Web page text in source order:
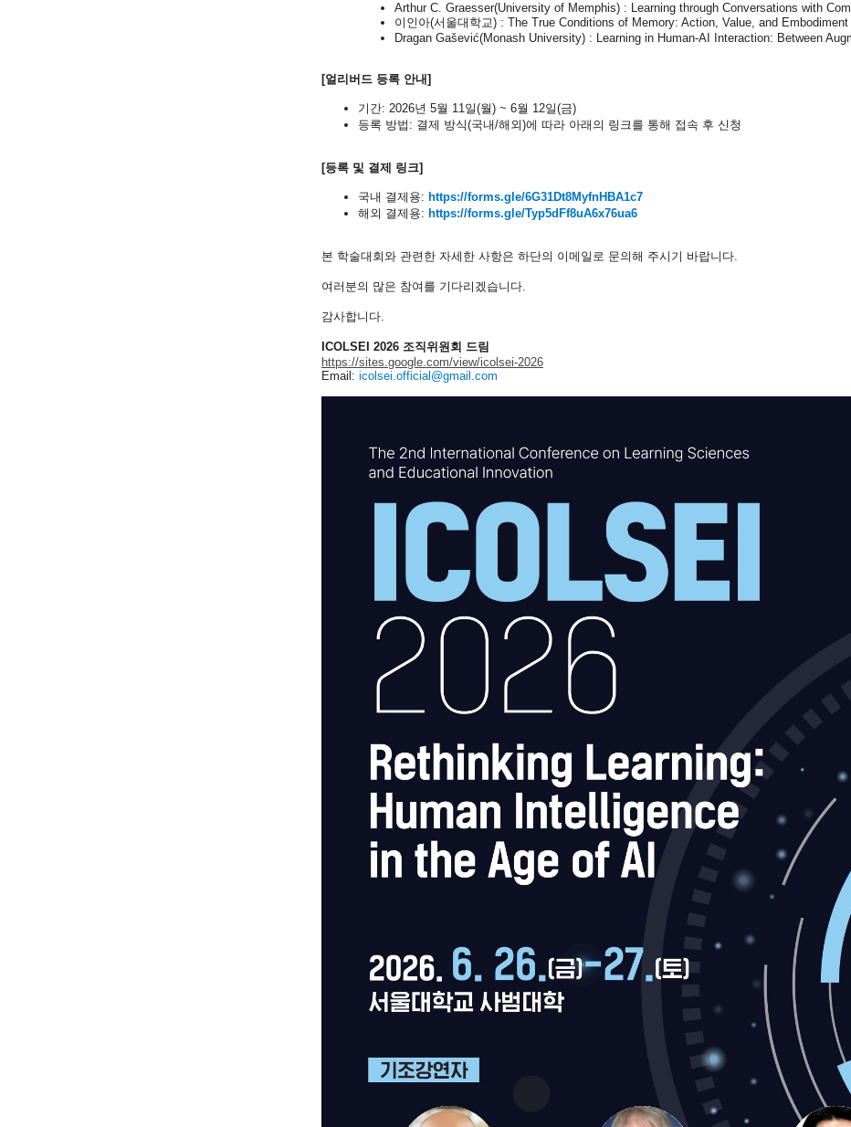
Arthur C. Graesser(University of Memphis) : Learning through Conversations with
이인아(서울대학교) : The True Conditions of Memory: Action, Value, and
Dragan Gašević(Monash University) : Learning in Human-AI Interaction: Between
[얼리버드 등록 안내]
기간: 2026년 5월 11일(월) ~ 6월 12일(금)
등록 방법: 결제 방식(국내/해외)에 따라 아래의 링크를 통해 접속 후 신청
[등록 및 결제 링크]
국내 결제용: https://forms.gle/6G31Dt8MyfnHBA1c7
해외 결제용: https://forms.gle/Typ5dFf8uA6x76ua6
본 학술대회와 관련한 자세한 사항은 하단의 이메일로 문의해 주시기 바랍니다.
여러분의 많은 참여를 기다리겠습니다.
감사합니다.
ICOLSEI 2026 조직위원회 드림
https://sites.google.com/view/icolsei-2026
Email: icolsei.official@gmail.com